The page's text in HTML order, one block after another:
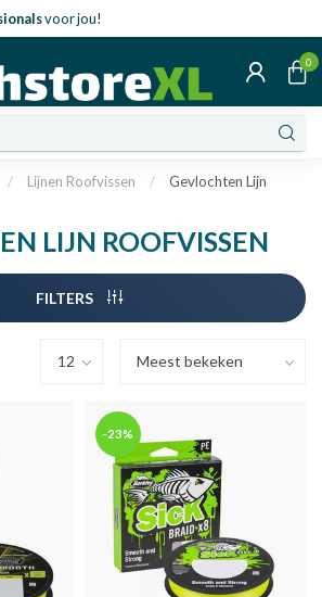
voor jou!
0
/ Lijnen Roofvissen /
Gevlochten Lijn
LIJN ROOFVISSEN
FILTERS
-23%